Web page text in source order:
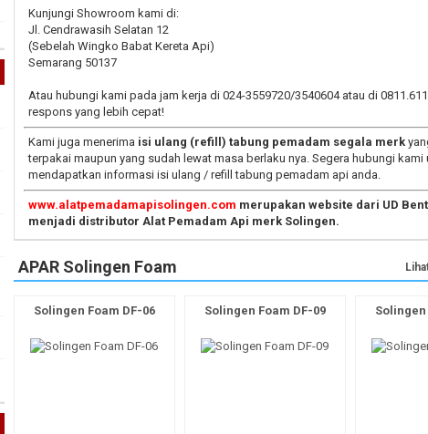
Kunjungi Showroom kami di:
Jl. Cendrawasih Selatan 12
(Sebelah Wingko Babat Kereta Api)
Semarang 50137
Atau hubungi kami pada jam kerja di 024-3559720/3540604 atau di
respons yang lebih cepat!
Kami juga menerima isi ulang (refill) tabung pemadam segala merk
terpakai maupun yang sudah lewat masa berlaku nya. Segera hubungi kami
mendapatkan informasi isi ulang / refill tabung pemadam api anda.
www.alatpemadamapisolingen.com merupakan website dari UD
menjadi distributor Alat Pemadam Api merk Solingen.
APAR Solingen Foam
Solingen Foam DF-06 Solingen Foam DF-09 Solingen